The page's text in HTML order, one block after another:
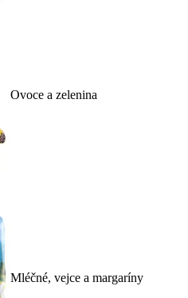
Ovoce a zelenina
Mléčné, vejce a margaríny